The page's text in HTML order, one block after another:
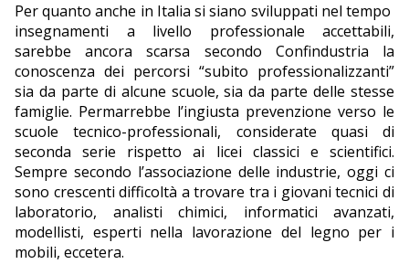
Per quanto anche in Italia si siano sviluppati nel tempo
insegnamenti a livello professionale accettabili,
sarebbe ancora scarsa secondo Confindustria la
conoscenza dei percorsi “subito professionalizzanti”
sia da parte di alcune scuole, sia da parte delle stesse
famiglie. Permarrebbe l’ingiusta prevenzione verso le
scuole tecnico-professionali, considerate quasi di
seconda serie rispetto ai licei classici e scientifici.
Sempre secondo l’associazione delle industrie, oggi ci
sono crescenti difficoltà a trovare tra i giovani tecnici di
laboratorio, analisti chimici, informatici avanzati,
modellisti, esperti nella lavorazione del legno per i
mobili, eccetera.